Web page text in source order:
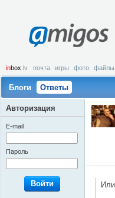
amigos
inbox .lv почта игры фото файлы
Блоги Ответы
Авторизация
E-mail
Пароль
Войти